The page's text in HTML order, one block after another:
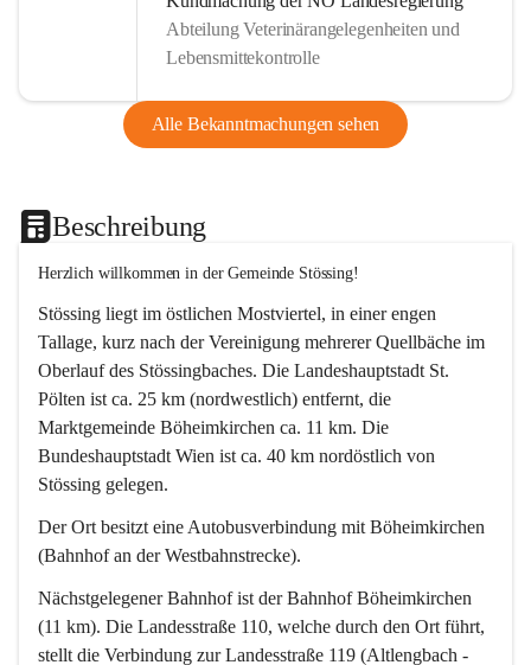
Abteilung Veterinärangelegenheiten und
Lebensmittekontrolle
Alle Bekanntmachungen sehen
Beschreibung
Herzlich willkommen in der Gemeinde Stössing!
Stössing liegt im östlichen Mostviertel, in einer engen
Tallage, kurz nach der Vereinigung mehrerer Quellbäche im
Oberlauf des Stössingbaches. Die Landeshauptstadt St.
Pölten ist ca. 25 km (nordwestlich) entfernt, die
Marktgemeinde Böheimkirchen ca. 11 km. Die
Bundeshauptstadt Wien ist ca. 40 km nordöstlich von
Stössing gelegen.
Der Ort besitzt eine Autobusverbindung mit Böheimkirchen
(Bahnhof an der Westbahnstrecke).
Nächstgelegener Bahnhof ist der Bahnhof Böheimkirchen
(11 km). Die Landesstraße 110, welche durch den Ort führt,
stellt die Verbindung zur Landesstraße 119 (Altlengbach -